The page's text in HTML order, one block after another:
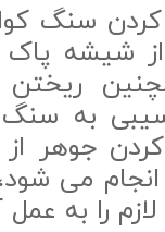
کردن سنگ
شیشه پاک
ریختن
به سنگ
جوهر
می
را به عمل